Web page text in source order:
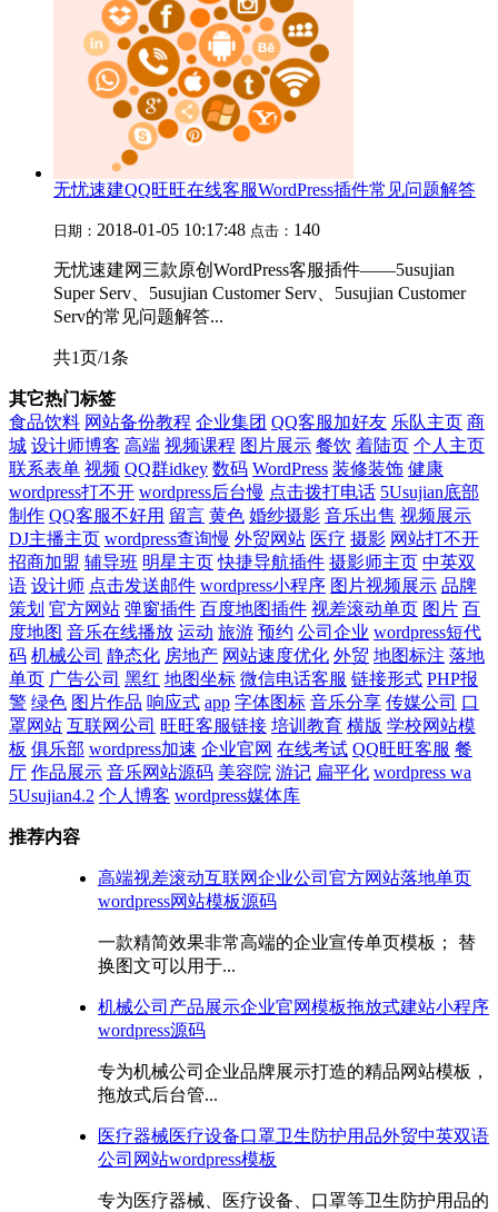
无忧速建QQ旺旺在线客服WordPress插件常见问题解答
日期： 2018-01-05 10:17:48 点击： 140
无忧速建网三款原创WordPress客服插件——5usujian
Super Serv、5usujian Customer Serv、5usujian Customer
Serv的常见问题解答...
共1页/1条
其它热门标签
食品饮料 网站备份教程 企业集团 QQ客服加好友 乐队主页 商
城 设计师博客 高端 视频课程 图片展示 餐饮 着陆页 个人主页
联系表单 视频 QQ群idkey 数码 WordPress 装修装饰 健康
wordpress打不开 wordpress后台慢 点击拨打电话 5Usujian底部
制作 QQ客服不好用 留言 黄色 婚纱摄影 音乐出售 视频展示
DJ主播主页 wordpress查询慢 外贸网站 医疗 摄影 网站打不开
招商加盟 辅导班 明星主页 快捷导航插件 摄影师主页 中英双
语 设计师 点击发送邮件 wordpress小程序 图片视频展示 品牌
策划 官方网站 弹窗插件 百度地图插件 视差滚动单页 图片 百
度地图 音乐在线播放 运动 旅游 预约 公司企业 wordpress短代
码 机械公司 静态化 房地产 网站速度优化 外贸 地图标注 落地
单页 广告公司 黑红 地图坐标 微信电话客服 链接形式 PHP报
警 绿色 图片作品 响应式 app 字体图标 音乐分享 传媒公司 口
罩网站 互联网公司 旺旺客服链接 培训教育 横版 学校网站模
板 俱乐部 wordpress加速 企业官网 在线考试 QQ旺旺客服 餐
厅 作品展示 音乐网站源码 美容院 游记 扁平化 wordpress wa
5Usujian4.2 个人博客 wordpress媒体库
推荐内容
高端视差滚动互联网企业公司官方网站落地单页
wordpress网站模板源码
一款精简效果非常高端的企业宣传单页模板； 替
换图文可以用于...
机械公司产品展示企业官网模板拖放式建站小程序
wordpress源码
专为机械公司企业品牌展示打造的精品网站模板，
拖放式后台管...
医疗器械医疗设备口罩卫生防护用品外贸中英双语
公司网站wordpress模板
专为医疗器械、医疗设备、口罩等卫生防护用品的